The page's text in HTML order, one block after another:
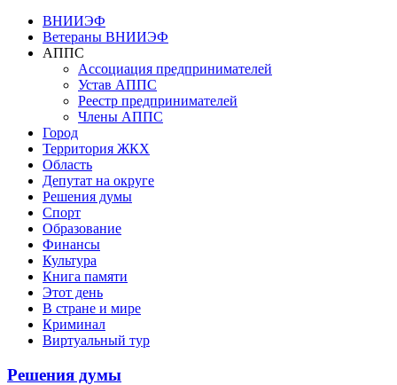
ВНИИЭФ
Ветераны ВНИИЭФ
АППС
Ассоциация предпринимателей
Устав АППС
Реестр предпринимателей
Члены АППС
Город
Территория ЖКХ
Область
Депутат на округе
Решения думы
Спорт
Образование
Финансы
Культура
Книга памяти
Этот день
В стране и мире
Криминал
Виртуальный тур
Решения думы